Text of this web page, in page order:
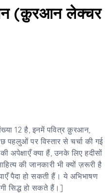
(क़ुरआन लेक्चर
12 है, इनमें पवित्र क़ुरआन,
पर विस्तार से चर्चा की गई
क्या हैं, उनके लिए हदीसों
की जानकारी भी क्यों ज़रूरी है
पैदा हो सकती हैं। ये अभिभाषण
सिद्ध हो सकते हैं।]